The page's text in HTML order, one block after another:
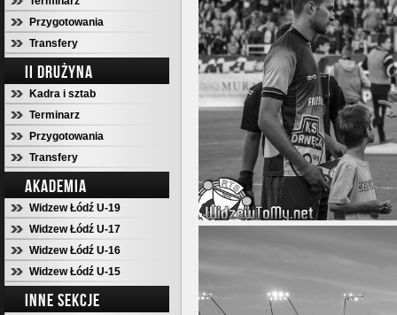
Przygotowania
Transfery
II DRUŻYNA
Kadra i sztab
Terminarz
Przygotowania
Transfery
AKADEMIA
Widzew Łódź U-19
Widzew Łódź U-17
Widzew Łódź U-16
Widzew Łódź U-15
INNE SEKCJE